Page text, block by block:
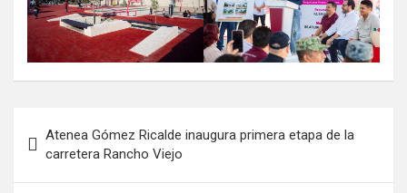
de
entradas
Atenea Gómez Ricalde inaugura primera etapa de la
carretera Rancho Viejo